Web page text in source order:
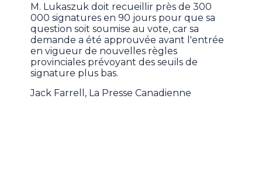
M. Lukaszuk doit recueillir près de 300
000 signatures en 90 jours pour que sa
question soit soumise au vote, car sa
demande a été approuvée avant l'entrée
en vigueur de nouvelles règles
provinciales prévoyant des seuils de
signature plus bas.
Jack Farrell, La Presse Canadienne